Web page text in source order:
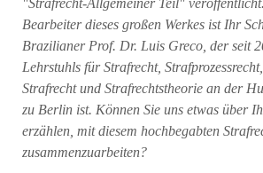
Bearbeiter dieses großen Werkes ist Ihr
Brazilianer Prof. Dr. Luis Greco, der seit
Lehrstuhls für Strafrecht,
Strafrecht und Strafrechtstheorie an der
zu Berlin ist. Können Sie uns etwas über
erzählen, mit diesem hochbegabten
zusammenzuarbeiten?